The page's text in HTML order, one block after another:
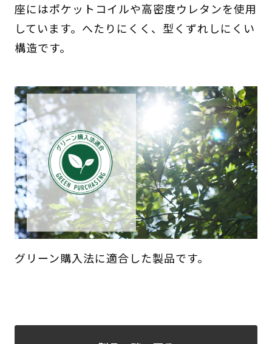
座にはポケットコイルや高密度ウレタンを使用
しています。へたりにくく、型くずれしにくい
構造です。
グリーン購入法に適合した製品です。